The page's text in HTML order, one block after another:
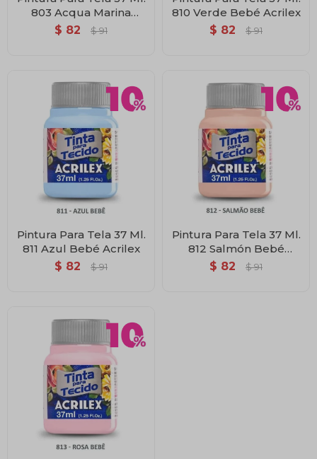
803 Acqua Marina
Acrilex
$ 82 $ 91
810 Verde Bebé Acrilex
$ 82 $ 91
Pintura Para Tela 37 Ml.
811 Azul Bebé Acrilex
$ 82 $ 91
Pintura Para Tela 37 Ml.
812 Salmón Bebé
Acrilex
$ 82 $ 91